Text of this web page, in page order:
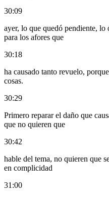
30:09
ayer, lo que quedó pendiente,
para los afores que
30:18
ha causado tanto revuelo,
cosas.
30:29
Primero reparar el daño que
que no quieren que
30:42
hable del tema, no quieren que
en complicidad
31:00